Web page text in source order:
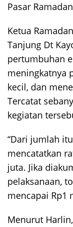
Pasar
Ketua
Tanjung Dt
pertumbuhan
meningkatnya
kecil, dan
Tercatat
kegiatan
“Dari jumlah
mencatatkan
juta. Jika
pelaksanaan,
mencapai Rp1
Menurut